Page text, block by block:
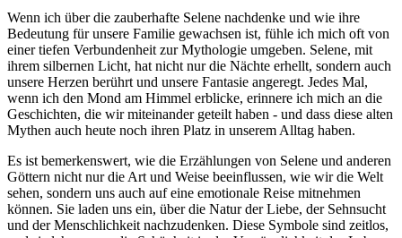
Wenn ich über die zauberhafte Selene nachdenke und wie ihre
Bedeutung für unsere Familie gewachsen ist, fühle ich mich oft von
einer tiefen Verbundenheit zur Mythologie umgeben. Selene, ‍mit
ihrem silbernen Licht, hat nicht⁢ nur die Nächte erhellt, sondern auch
unsere Herzen berührt und unsere Fantasie angeregt. ⁤Jedes Mal,
wenn ⁤ich den Mond am Himmel erblicke, erinnere ich mich an die
Geschichten, die wir miteinander geteilt haben ​- und dass diese alten
Mythen auch heute noch ihren Platz in unserem Alltag haben.
Es ist bemerkenswert, wie die Erzählungen von Selene und⁤ anderen
⁤Göttern nicht nur die Art und Weise beeinflussen,⁤ wie wir die Welt
sehen, sondern uns auch auf eine emotionale Reise mitnehmen⁤
können. Sie laden uns ein, über‌ die Natur der Liebe, der Sehnsucht
und der Menschlichkeit nachzudenken. Diese Symbole‍ sind zeitlos,